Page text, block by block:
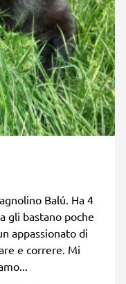
Balú. Ha 4
gli bastano poche
appassionato di
e correre. Mi